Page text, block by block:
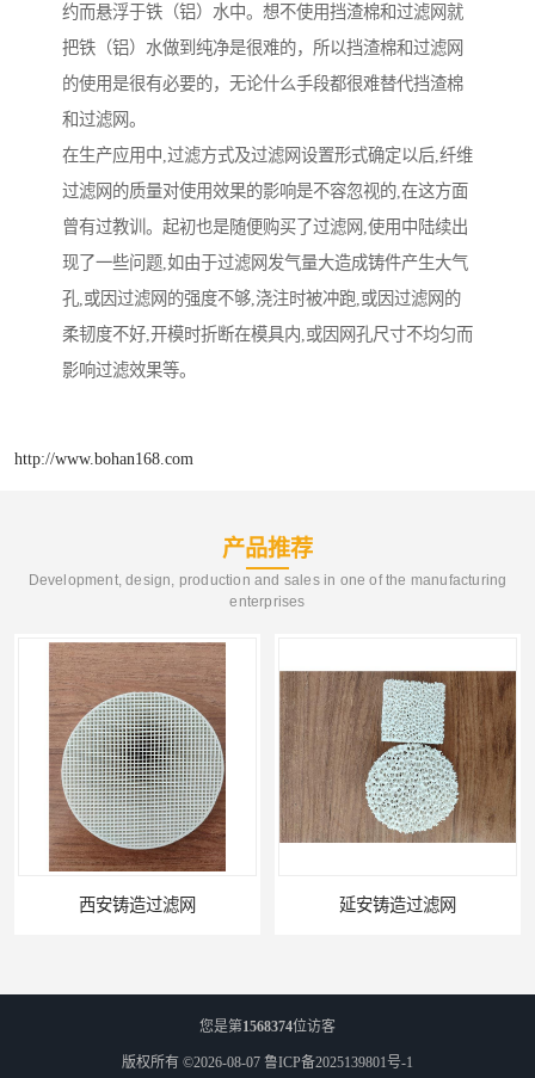
约而悬浮于铁（铝）水中。想不使用挡渣棉和过滤网就
把铁（铝）水做到纯净是很难的，所以挡渣棉和过滤网
的使用是很有必要的，无论什么手段都很难替代挡渣棉
和过滤网。
在生产应用中,过滤方式及过滤网设置形式确定以后,纤维
过滤网的质量对使用效果的影响是不容忽视的,在这方面
曾有过教训。起初也是随便购买了过滤网,使用中陆续出
现了一些问题,如由于过滤网发气量大造成铸件产生大气
孔,或因过滤网的强度不够,浇注时被冲跑,或因过滤网的
柔韧度不好,开模时折断在模具内,或因网孔尺寸不均匀而
影响过滤效果等。
http://www.bohan168.com
产品推荐
Development, design, production and sales in one of the manufacturing
enterprises
延安铸造过滤网 喀什铸造过滤网
您是第1568374位访客
版权所有 ©2026-08-07 鲁ICP备2025139801号-1